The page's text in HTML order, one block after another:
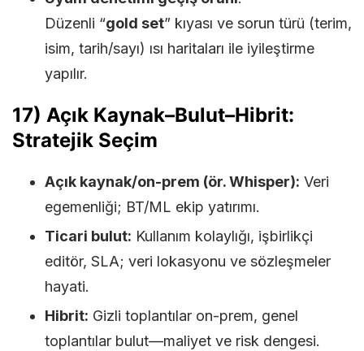
Düzenli “gold set” kıyası ve sorun türü (terim,
isim, tarih/sayı) ısı haritaları ile iyileştirme
yapılır.
17) Açık Kaynak–Bulut–Hibrit:
Stratejik Seçim
Açık kaynak/on-prem (ör. Whisper): Veri
egemenliği; BT/ML ekip yatırımı.
Ticari bulut: Kullanım kolaylığı, işbirlikçi
editör, SLA; veri lokasyonu ve sözleşmeler
hayati.
Hibrit: Gizli toplantılar on-prem, genel
toplantılar bulut—maliyet ve risk dengesi.